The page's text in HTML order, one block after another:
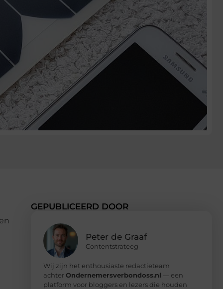
GEPUBLICEERD DOOR
Peter de Graaf
Contentstrateeg
Wij zijn het enthousiaste redactieteam
achterOndernemersverbondoss.nl — een
platform voor bloggers en lezers die houden